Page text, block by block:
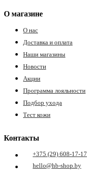
О магазине
О нас
Доставка и оплата
Наши магазины
Новости
Акции
Программа лояльности
Подбор ухода
Тест кожи
Контакты
+375 (29) 608-17-17
hello@hb-shop.by